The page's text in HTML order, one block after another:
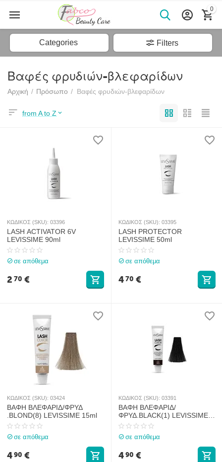
0
Categories Filters
Βαφές φρυδιών-βλεφαρίδων
Αρχική / Πρόσωπο / Βαφές φρυδιών-βλεφαρίδων
from A to Z
ΚΩΔΙΚΟΣ (SKU): 03396
LASH ACTIVATOR 6V
LEVISSIME 90ml
σε απόθεμα
2 70 €
ΚΩΔΙΚΟΣ (SKU): 03395
LASH PROTECTOR
LEVISSIME 50ml
σε απόθεμα
470 €
ΚΩΔΙΚΟΣ (SKU): 03424
ΒΑΦΗ ΒΛΕΦΑΡΙΔ/ΦΡΥΔ
.BLOND(8) LEVISSIME 15ml
σε απόθεμα
490 €
ΚΩΔΙΚΟΣ (SKU): 03391
ΒΑΦΗ ΒΛΕΦΑΡΙΔ/
ΦΡΥΔ.BLACK(1) LEVISSIME
15ml
σε απόθεμα
490 €